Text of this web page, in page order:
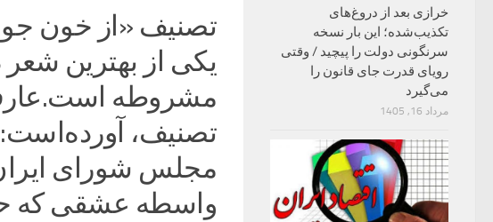
تصنیف «از خون
یکی از بهترین
مشروطه
تصنیف،
مجلس شورای
واسطه عشقی که
خرازی بعد از دروغ‌های
تکذیب‌شده؛ این بار نسخه
سرنگونی دولت را پیچید / وقتی
رویای قدرت جای قانون را
می‌گیرد
مرداد 16, 1405